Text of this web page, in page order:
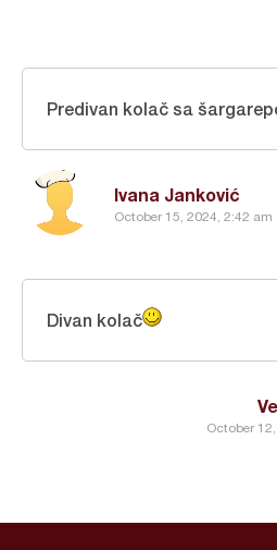
Ivana Janković
October 15, 2024, 2:42 am
Predivan kolač sa
October
Divan kolač